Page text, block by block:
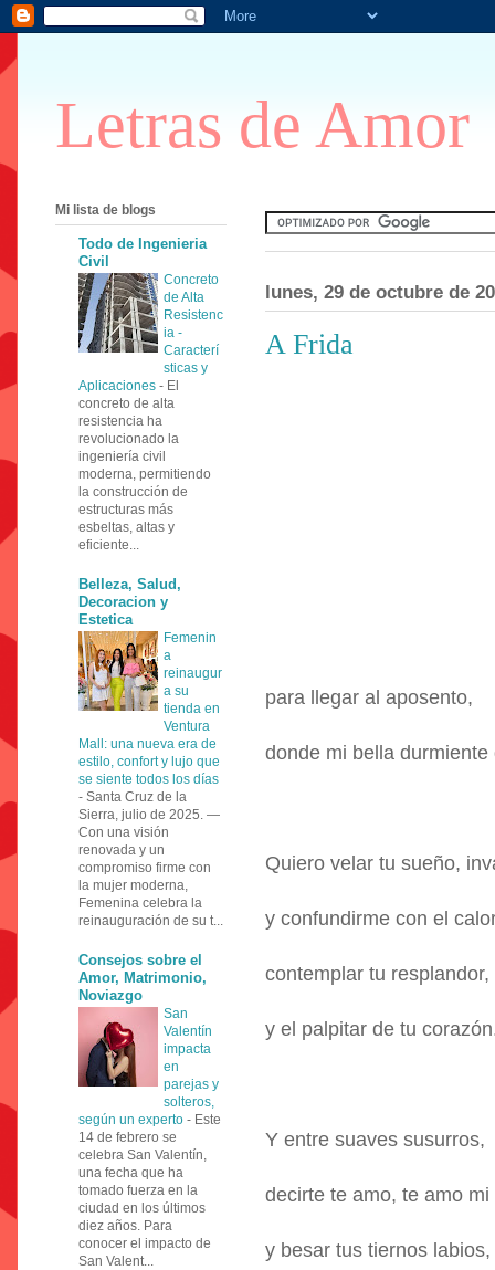
Letras de Amor
lunes, 29 de octubre de
A Frida
para llegar al aposento,
donde mi bella durmiente
Quiero velar tu sueño,
y confundirme con el
contemplar tu
y el palpitar de tu
Y entre suaves susurros,
decirte te amo, te amo mi
y besar tus tiernos labios,
Mi lista de blogs
Todo de Ingenieria
Civil
Concreto
de Alta
Resistenc
ia -
Caracterí
sticas y
Aplicaciones - El
concreto de alta
resistencia ha
revolucionado la
ingeniería civil
moderna, permitiendo
la construcción de
estructuras más
esbeltas, altas y
eficiente...
Belleza, Salud,
Decoracion y
Estetica
Femenin
a
reinaugur
a su
tienda en
Ventura
Mall: una nueva era de
estilo, confort y lujo que
se siente todos los días
- Santa Cruz de la
Sierra, julio de 2025. —
Con una visión
renovada y un
compromiso firme con
la mujer moderna,
Femenina celebra la
reinauguración de su t...
Consejos sobre el
Amor, Matrimonio,
Noviazgo
San
Valentín
impacta
en
parejas y
solteros,
según un experto - Este
14 de febrero se
celebra San Valentín,
una fecha que ha
tomado fuerza en la
ciudad en los últimos
diez años. Para
conocer el impacto de
San Valent...